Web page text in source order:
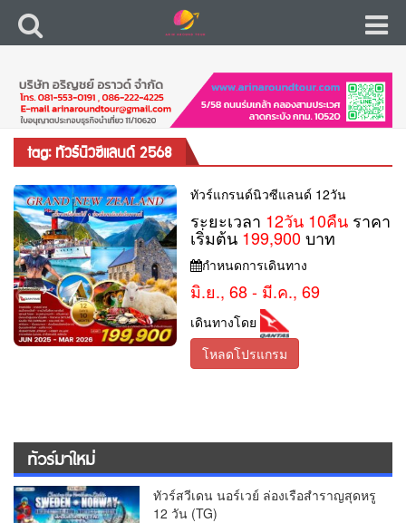
tag: ทัวร์นิวซีแลนด์ 2568
ทัวร์แกรนด์นิวซีแลนด์ 12วัน
ระยะเวลา 12วัน 10คืน ราคา
เริ่มต้น 199,900บาท
กำหนดการเดินทาง
มิ.ย., 68 - มี.ค., 69
เดินทางโดย
โหลดโปรแกรม
ทัวร์มาใหม่
ทัวร์สวีเดน นอร์เวย์ ล่องเรือสำราญสุดหรู
12 วัน (TG)